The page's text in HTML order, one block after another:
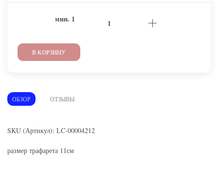
мин. 1
В КОРЗИНУ
ОБЗОР ОТЗЫВЫ
SKU (Артикул): LC-00004212
размер трафарета 11см